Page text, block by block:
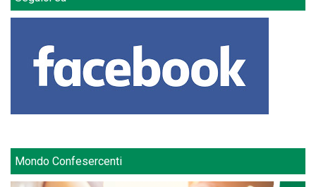
Mondo Confesercenti